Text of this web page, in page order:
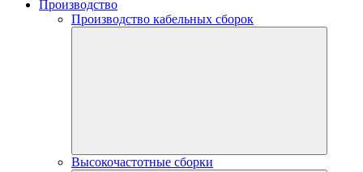
Производство
Производство кабельных сборок
Высокочастотные сборки